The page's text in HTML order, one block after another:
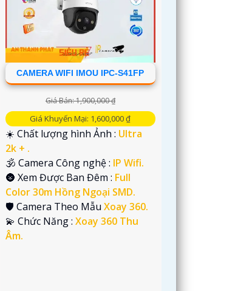
CAMERA WIFI IMOU IPC-S41FP
Giá Bán: 1,900,000 ₫
Giá Khuyến Mại: 1,600,000 ₫
☀️ Chất lượng hình Ảnh : Ultra
2k + .
🕉️ Camera Công nghệ : IP Wifi.
🌚 Xem Được Ban Đêm : Full
Color 30m Hồng Ngoại SMD.
🛡 Camera Theo MẫuXoay 360.
️💫 Chức Năng :Xoay 360 Thu
Âm.